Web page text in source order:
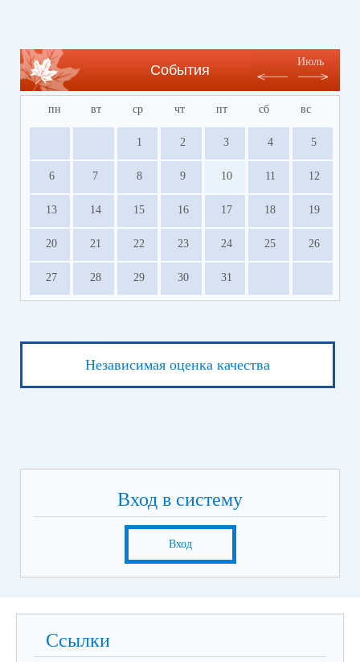
События
Июль
пн вт ср чт пт сб вс
1 2 3 4 5
6 7 8 9 10 11 12
13 14 15 16 17 18 19
20 21 22 23 24 25 26
27 28 29 30 31
Независимая оценка качества
Вход в систему
Вход
Ссылки